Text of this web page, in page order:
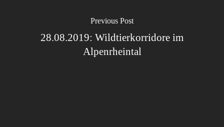
Previous Post
28.08.2019: Wildtierkorridore im
Alpenrheintal